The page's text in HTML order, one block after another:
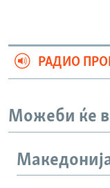
РАДИО
Можеби ќе